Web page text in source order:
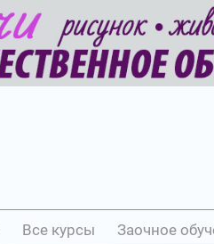
Все курсы Заочное